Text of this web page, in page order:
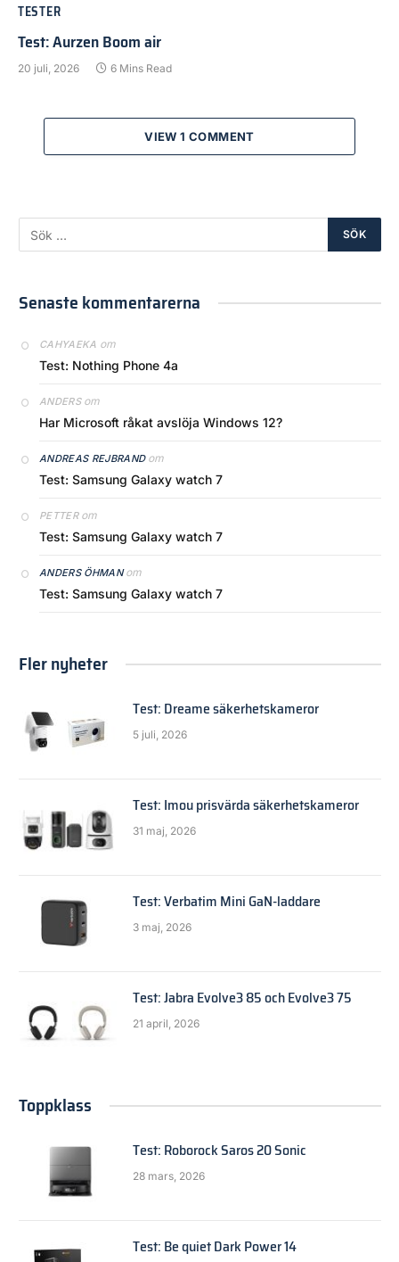
TESTER
Test: Aurzen Boom air
20 juli, 2026 6 Mins Read
VIEW 1 COMMENT
Senaste kommentarerna
CAHYAEKA om
Test: Nothing Phone 4a
ANDERSom
Har Microsoft råkat avslöja Windows 12?
ANDREAS REJBRANDom
Test: Samsung Galaxy watch 7
PETTERom
Test: Samsung Galaxy watch 7
ANDERS ÖHMANom
Test: Samsung Galaxy watch 7
Fler nyheter
Test: Dreame säkerhetskameror
5 juli, 2026
Test: Imou prisvärda säkerhetskameror
31 maj, 2026
Test: Verbatim Mini GaN-laddare
3 maj, 2026
Test: Jabra Evolve3 85 och Evolve3 75
21 april, 2026
Toppklass
Test: Roborock Saros 20 Sonic
28 mars, 2026
Test: Be quiet Dark Power 14